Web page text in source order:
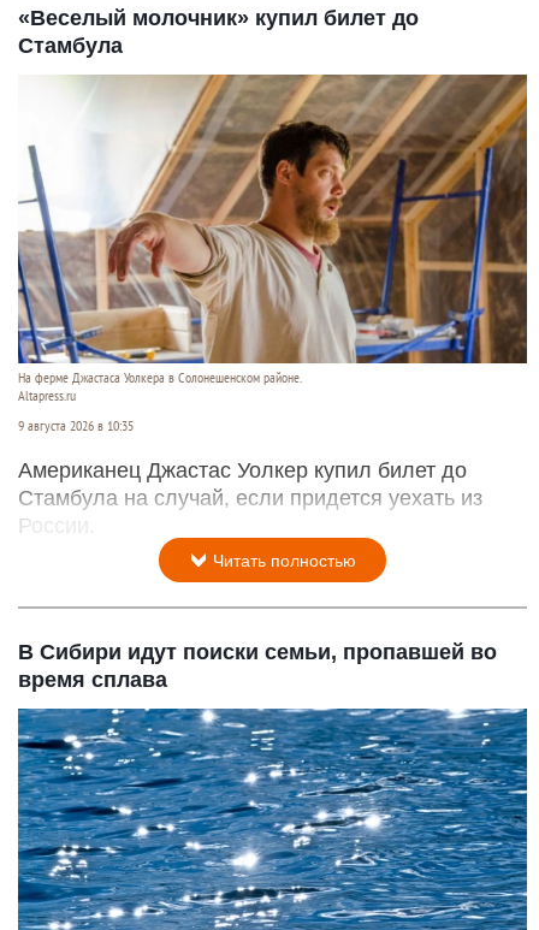
«Веселый молочник» купил билет до
Стамбула
На ферме Джастаса Уолкера в Солонешенском районе.
Altapress.ru
9 августа 2026 в 10:35
Американец Джастас Уолкер купил билет до
Стамбула на случай, если придется уехать из
России.
Читать полностью
В Сибири идут поиски семьи, пропавшей во
время сплава